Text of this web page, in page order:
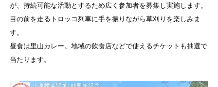
が、持続可能な活動とするため広く参加者を募集し実施します。
目の前を走るトロッコ列車に手を振りながら草刈りを楽しみま
す。
昼食は里山カレー。地域の飲食店などで使えるチケットも抽選で
当たります。